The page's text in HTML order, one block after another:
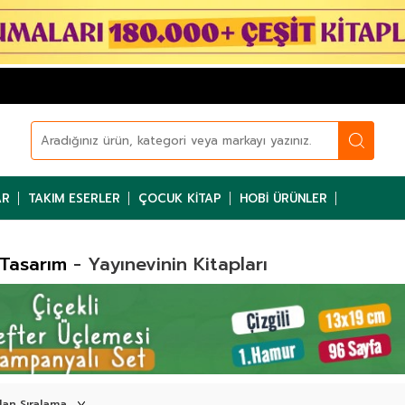
TAKIM ESERLER ÇOCUK KITAP HOBI ÜRÜNLER
- Yayınevinin Kitapları
İslami Tasarım Defterler. Özel Tasarımlı Defterler,